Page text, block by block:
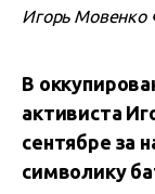
Игорь Мовенко
В
активиста
сентябре за
символику